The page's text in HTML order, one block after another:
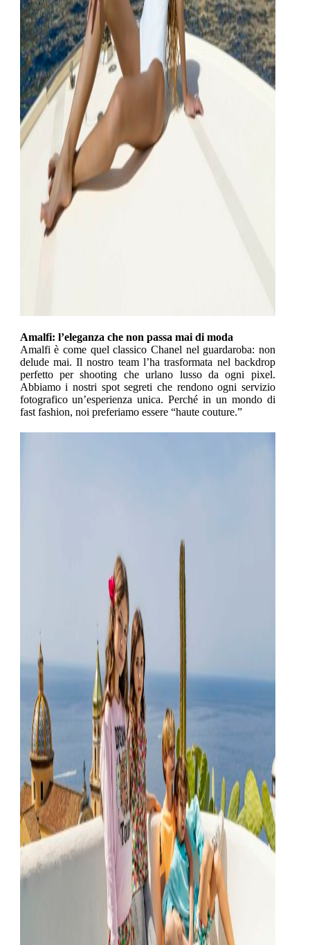
Amalfi: l’eleganza che non passa mai di moda
Amalfi è come quel classico Chanel nel guardaroba: non
delude mai. Il nostro team l’ha trasformata nel backdrop
perfetto per shooting che urlano lusso da ogni pixel.
Abbiamo i nostri spot segreti che rendono ogni servizio
fotografico un’esperienza unica. Perché in un mondo di
fast fashion, noi preferiamo essere “haute couture.”